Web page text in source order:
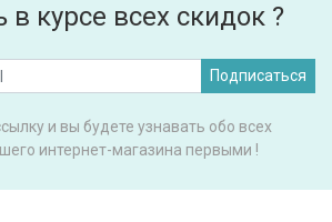
в курсе всех скидок ?
Подписаться
и вы будете узнавать обо всех
интернет-магазина первыми !